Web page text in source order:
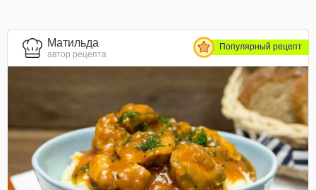
Матильда
автор рецепта
Популярный рецепт